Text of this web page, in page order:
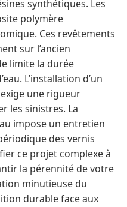
synthétiques. Les
polymère
Ces revêtements
sur l’ancien
limite la durée
L’installation d’un
une rigueur
les sinistres. La
impose un entretien
des vernis
ce projet complexe à
la pérennité de votre
minutieuse du
durable face aux